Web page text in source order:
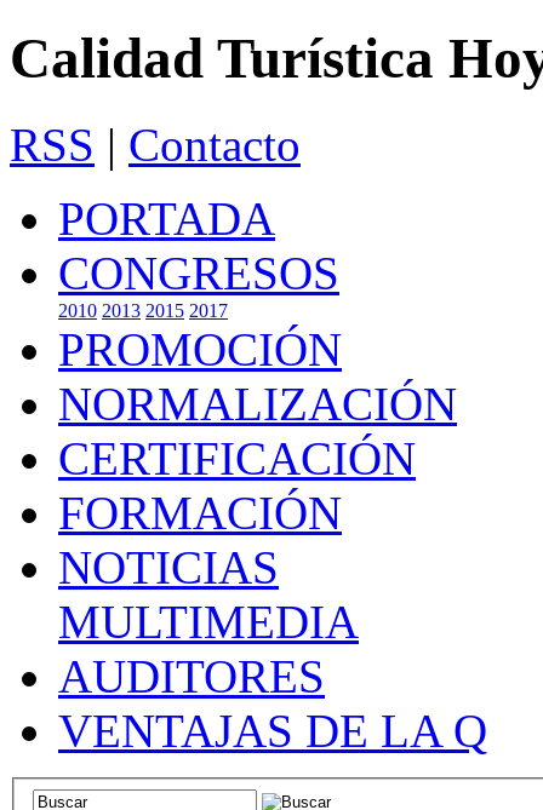
Calidad Turística
RSS | Contacto
PORTADA
CONGRESOS
2010 2013 2015 2017
PROMOCIÓN
NORMALIZACIÓN
CERTIFICACIÓN
FORMACIÓN
NOTICIAS
MULTIMEDIA
AUDITORES
VENTAJAS DE LA Q